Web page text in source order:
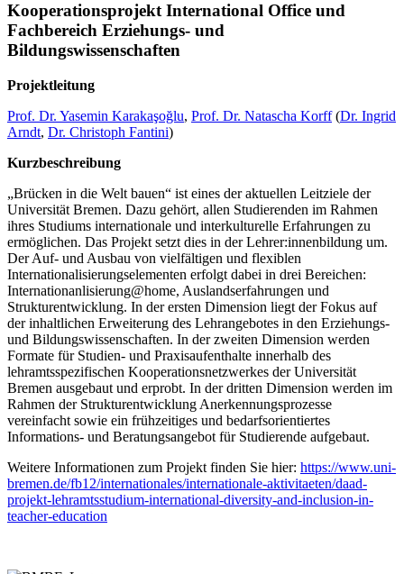
Kooperationsprojekt International Office und
Fachbereich Erziehungs- und
Bildungswissenschaften
Projektleitung
Prof. Dr. Yasemin Karakaşoğlu, Prof. Dr. Natascha Korff(Dr. Ingrid
Arndt, Dr. Christoph Fantini)
Kurzbeschreibung
„Brücken in die Welt bauen“ ist eines der aktuellen Leitziele der
Universität Bremen. Dazu gehört, allen Studierenden im Rahmen
ihres Studiums internationale und interkulturelle Erfahrungen zu
ermöglichen. Das Projekt setzt dies in der Lehrer:innenbildung um.
Der Auf- und Ausbau von vielfältigen und flexiblen
Internationalisierungselementen erfolgt dabei in drei Bereichen:
Internationanlisierung@home, Auslandserfahrungen und
Strukturentwicklung. In der ersten Dimension liegt der Fokus auf
der inhaltlichen Erweiterung des Lehrangebotes in den Erziehungs-
und Bildungswissenschaften. In der zweiten Dimension werden
Formate für Studien- und Praxisaufenthalte innerhalb des
lehramtsspezifischen Kooperationsnetzwerkes der Universität
Bremen ausgebaut und erprobt. In der dritten Dimension werden im
Rahmen der Strukturentwicklung Anerkennungsprozesse
vereinfacht sowie ein frühzeitiges und bedarfsorientiertes
Informations- und Beratungsangebot für Studierende aufgebaut.
Weitere Informationen zum Projekt finden Sie hier: https://www.uni-
bremen.de/fb12/internationales/internationale-aktivitaeten/daad-
projekt-lehramtsstudium-international-diversity-and-inclusion-in-
teacher-education